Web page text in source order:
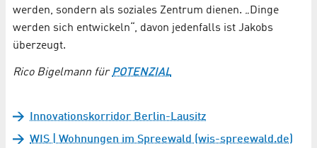
werden, sondern als soziales Zentrum dienen. „Dinge
werden sich entwickeln“, davon jedenfalls ist Jakobs
überzeugt.
Rico Bigelmann fürPOTENZIAL
Innovationskorridor Berlin-Lausitz
WIS | Wohnungen im Spreewald (wis-spreewald.de)